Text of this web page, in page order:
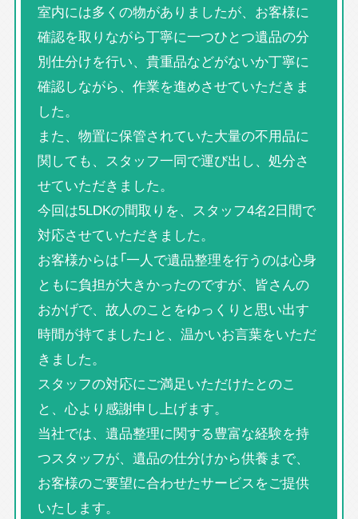
室内には多くの物がありましたが、お客様に
確認を取りながら丁寧に一つひとつ遺品の分
別仕分けを行い、貴重品などがないか丁寧に
確認しながら、作業を進めさせていただきま
した。
また、物置に保管されていた大量の不用品に
関しても、スタッフ一同で運び出し、処分さ
せていただきました。
今回は5LDKの間取りを、スタッフ4名2日間で
対応させていただきました。
お客様からは「一人で遺品整理を行うのは心身
ともに負担が大きかったのですが、皆さんの
おかげで、故人のことをゆっくりと思い出す
時間が持てました」と、温かいお言葉をいただ
きました。
スタッフの対応にご満足いただけたとのこ
と、心より感謝申し上げます。
当社では、遺品整理に関する豊富な経験を持
つスタッフが、遺品の仕分けから供養まで、
お客様のご要望に合わせたサービスをご提供
いたします。